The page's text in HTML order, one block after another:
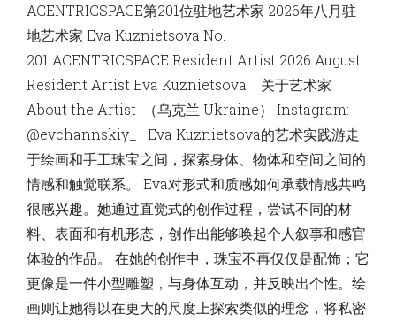
Kuznietsova
ACENTRICSPACE第201位驻地艺术家 2026年八月驻
地艺术家 Eva Kuznietsova No.
201 ACENTRICSPACE Resident Artist 2026 August
Resident Artist Eva Kuznietsova 关于艺术家
About the Artist （乌克兰 Ukraine） Instagram:
@evchannskiy_ Eva Kuznietsova的艺术实践游走
于绘画和手工珠宝之间，探索身体、物体和空间之间的
情感和触觉联系。 Eva对形式和质感如何承载情感共鸣
很感兴趣。她通过直觉式的创作过程，尝试不同的材
料、表面和有机形态，创作出能够唤起个人叙事和感官
体验的作品。 在她的创作中，珠宝不再仅仅是配饰；它
更像是一件小型雕塑，与身体互动，并反映出个性。绘
画则让她得以在更大的尺度上探索类似的理念，将私密